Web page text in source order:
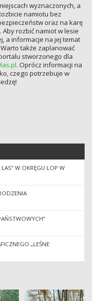
wyznaczonych, a
namiotu bez
oraz na karę
rozbić namiot w lesie
a informacje na jej temat
także zaplanować
stworzonego dla
. Oprócz informacji na
czego potrzebuje w
W OKRĘGU LOP W
„LEŚNE